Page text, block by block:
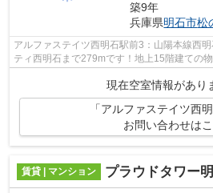
築9年
兵庫県明石市松
アルファステイツ西明石駅前3：山陽本線西
ティ西明石まで279mです！地上15階建ての
現在空室情報があり
「アルファステイツ西
お問い合わせは
賃貸 | マンション プラウドタワー